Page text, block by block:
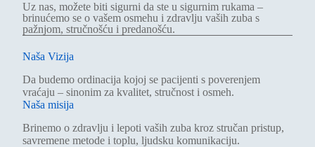
Uz nas, možete biti sigurni da ste u sigurnim rukama –
brinućemo se o vašem osmehu i zdravlju vaših zuba s
pažnjom, stručnošću i predanošću.
Naša Vizija
Da budemo ordinacija kojoj se pacijenti s poverenjem
vraćaju – sinonim za kvalitet, stručnost i osmeh.
Naša misija
Brinemo o zdravlju i lepoti vaših zuba kroz stručan pristup,
savremene metode i toplu, ljudsku komunikaciju.